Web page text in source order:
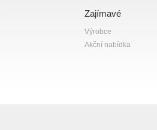
Zajímavé
Výrobce
Akční nabídka